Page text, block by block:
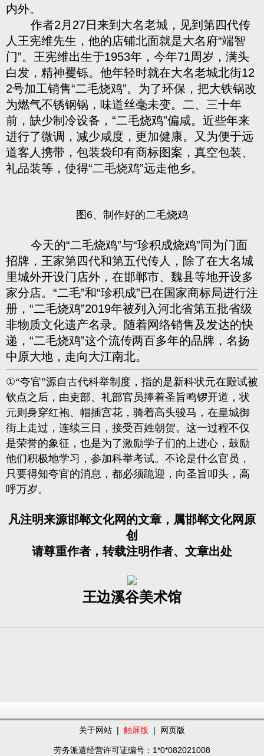
内外。
作者2月27日来到大名老城，见到第四代传
人王宪维先生，他的店铺北面就是大名府“端智
门”。王宪维出生于1953年，今年71周岁，满头
白发，精神矍铄。他年轻时就在大名老城北街12
2号加工销售“二毛烧鸡”。为了环保，把大铁锅改
为燃气不锈钢锅，味道丝毫未变。二、三十年
前，缺少制冷设备，“二毛烧鸡”偏咸。近些年来
进行了微调，减少咸度，更加健康。又为便于远
道客人携带，包装袋印有商标图案，真空包装、
礼品装等，使得“二毛烧鸡”远走他乡。
图6、制作好的二毛烧鸡
今天的“二毛烧鸡”与“珍积成烧鸡”同为门面
招牌，王家第四代和第五代传人，除了在大名城
里城外开设门店外，在邯郸市、魏县等地开设多
家分店。“二毛”和“珍积成”已在国家商标局进行注
册，“二毛烧鸡”2019年被列入河北省第五批省级
非物质文化遗产名录。随着网络销售及发达的快
递，“二毛烧鸡”这个流传两百多年的品牌，名扬
中原大地，走向大江南北。
①“夸官”源自古代科举制度，指的是新科状元在殿试被
钦点之后，由吏部、礼部官员捧着圣旨鸣锣开道，状
元则身穿红袍、帽插宫花，骑着高头骏马，在皇城御
街上走过，连续三日，接受百姓朝贺。这一过程不仅
是荣誉的象征，也是为了激励学子们的上进心，鼓励
他们积极地学习，参加科举考试。不论是什么官员，
只要得知夸官的消息，都必须跪迎，向圣旨叩头，高
呼万岁。
凡注明来源邯郸文化网的文章，属邯郸文化网原
创
请尊重作者，转载注明作者、文章出处
王边溪谷美术馆
关于网站 | 触屏版 | 网页版
劳务派遣经营许可证编号：1*0*082021008